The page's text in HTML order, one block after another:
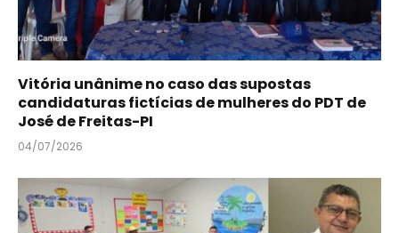
Vitória unânime no caso das supostas
candidaturas fictícias de mulheres do PDT de
José de Freitas-PI
04/07/2026